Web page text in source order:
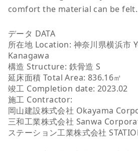
comfort the material can be felt.
データ DATA
所在地 Location: 神奈川県横浜市
Kanagawa
構造 Structure: 鉄骨造 S
延床面積 Total Area: 836.16㎡
竣工 Completion date: 2023.02
施工 Contractor:
岡山建設株式会社 Okayama
三和工業株式会社 Sanwa
ステーション工業株式会社